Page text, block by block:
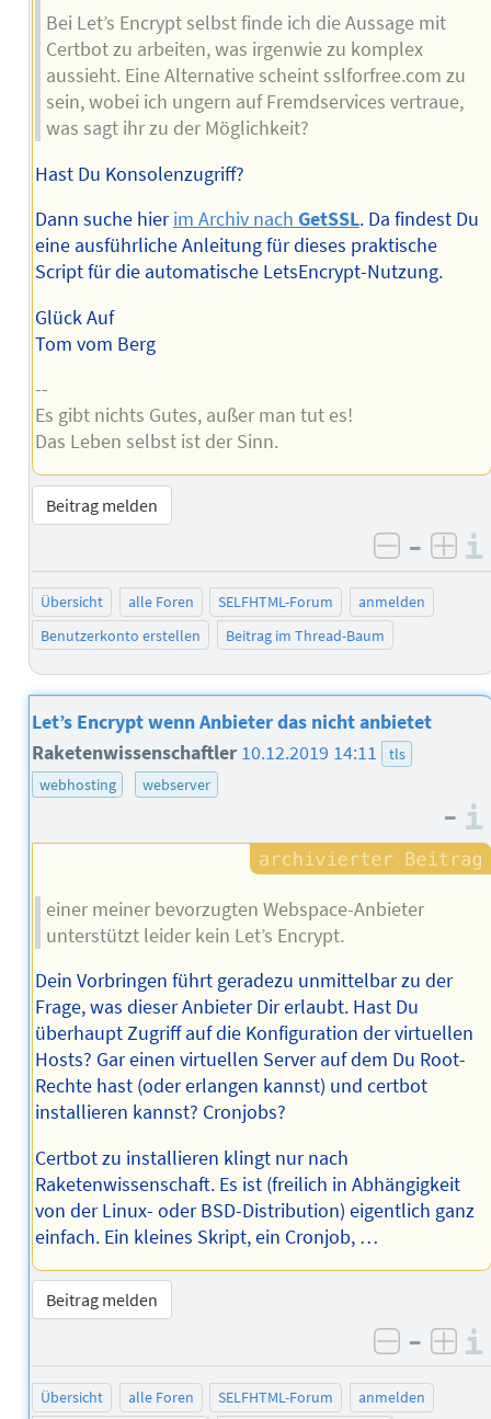
Bei Let’s Encrypt selbst finde ich die Aussage mit
Certbot zu arbeiten, was irgenwie zu komplex
aussieht. Eine Alternative scheint sslforfree.com zu
sein, wobei ich ungern auf Fremdservices vertraue,
was sagt ihr zu der Möglichkeit?
Hast Du Konsolenzugriff?
Dann suche hierim Archiv nach GetSSL. Da findest Du
eine ausführliche Anleitung für dieses praktische
Script für die automatische LetsEncrypt-Nutzung.
Glück Auf
Tom vom Berg
--
Es gibt nichts Gutes, außer man tut es!
Das Leben selbst ist der Sinn.
Beitrag melden
negativ
–
Übersicht alle Foren SELFHTML-Forum
anmelden
Benutzerkonto erstellen
Beitrag im Thread-Baum
Let’s Encrypt wenn Anbieter das nicht anbietet
Raketenwissenschaftler 10.12.2019 14:11
tls
webhosting
webserver
–
einer meiner bevorzugten Webspace-Anbieter
unterstützt leider kein Let’s Encrypt.
Dein Vorbringen führt geradezu unmittelbar zu der
Frage, was dieser Anbieter Dir erlaubt. Hast Du
überhaupt Zugriff auf die Konfiguration der virtuellen
Hosts? Gar einen virtuellen Server auf dem Du Root-
Rechte hast (oder erlangen kannst) und certbot
installieren kannst? Cronjobs?
Certbot zu installieren klingt nur nach
Raketenwissenschaft. Es ist (freilich in Abhängigkeit
von der Linux- oder BSD-Distribution) eigentlich ganz
einfach. Ein kleines Skript, ein Cronjob, …
Beitrag melden
negativ
–
Übersicht alle Foren SELFHTML-Forum
anmelden